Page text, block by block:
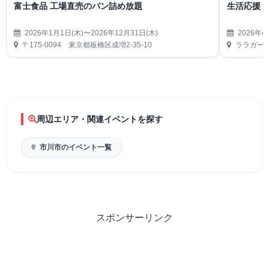
富士食品 工場直売のパン詰め放題
2026年1月1日(木)〜2026年12月31日(木)
〒175-0094 東京都板橋区成増2-35-10
生活応援
2026年4
ララガー
周辺エリア・関連イベントを探す
市川市のイベント一覧
スポンサーリンク